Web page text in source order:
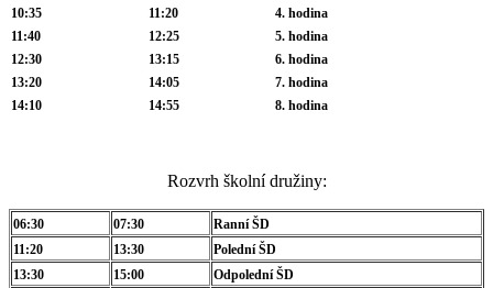
10:35
11:20
4. hodina
11:40
12:25
5. hodina
12:30
13:15
6. hodina
13:20
14:05
7. hodina
14:10
14:55 8. hodina
Rozvrh školní družiny:
06:30 07:30
Ranní ŠD
11:20
13:30
Polední ŠD
13:30
15:00
Odpolední ŠD